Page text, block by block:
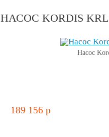
НАСОС KORDIS KRL
Насос
189 156 p